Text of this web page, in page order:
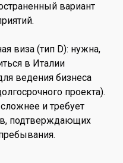
вариант
виза (тип D): нужна,
в Италии
ведения бизнеса
проекта).
и требует
подтверждающих